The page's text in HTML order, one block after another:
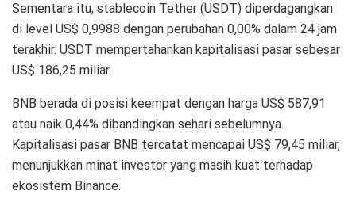
Sementara itu, stablecoin Tether (USDT) diperdagangkan
di level US$ 0,9988 dengan perubahan 0,00% dalam 24 jam
terakhir. USDT mempertahankan kapitalisasi pasar sebesar
US$ 186,25 miliar.
BNB berada di posisi keempat dengan harga US$ 587,91
atau naik 0,44% dibandingkan sehari sebelumnya.
Kapitalisasi pasar BNB tercatat mencapai US$ 79,45 miliar,
menunjukkan minat investor yang masih kuat terhadap
ekosistem Binance.